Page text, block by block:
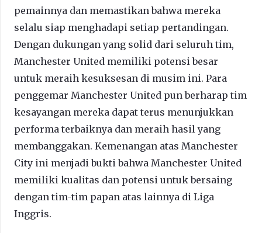
pemainnya dan memastikan bahwa mereka
selalu siap menghadapi setiap pertandingan.
Dengan dukungan yang solid dari seluruh tim,
Manchester United memiliki potensi besar
untuk meraih kesuksesan di musim ini. Para
penggemar Manchester United pun berharap tim
kesayangan mereka dapat terus menunjukkan
performa terbaiknya dan meraih hasil yang
membanggakan. Kemenangan atas Manchester
City ini menjadi bukti bahwa Manchester United
memiliki kualitas dan potensi untuk bersaing
dengan tim-tim papan atas lainnya di Liga
Inggris.